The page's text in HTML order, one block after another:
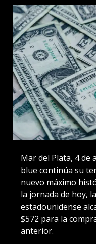
Mar del Plata, 4 de
blue continúa su
nuevo máximo
la jornada de hoy,
estadounidense
$572 para la
anterior.